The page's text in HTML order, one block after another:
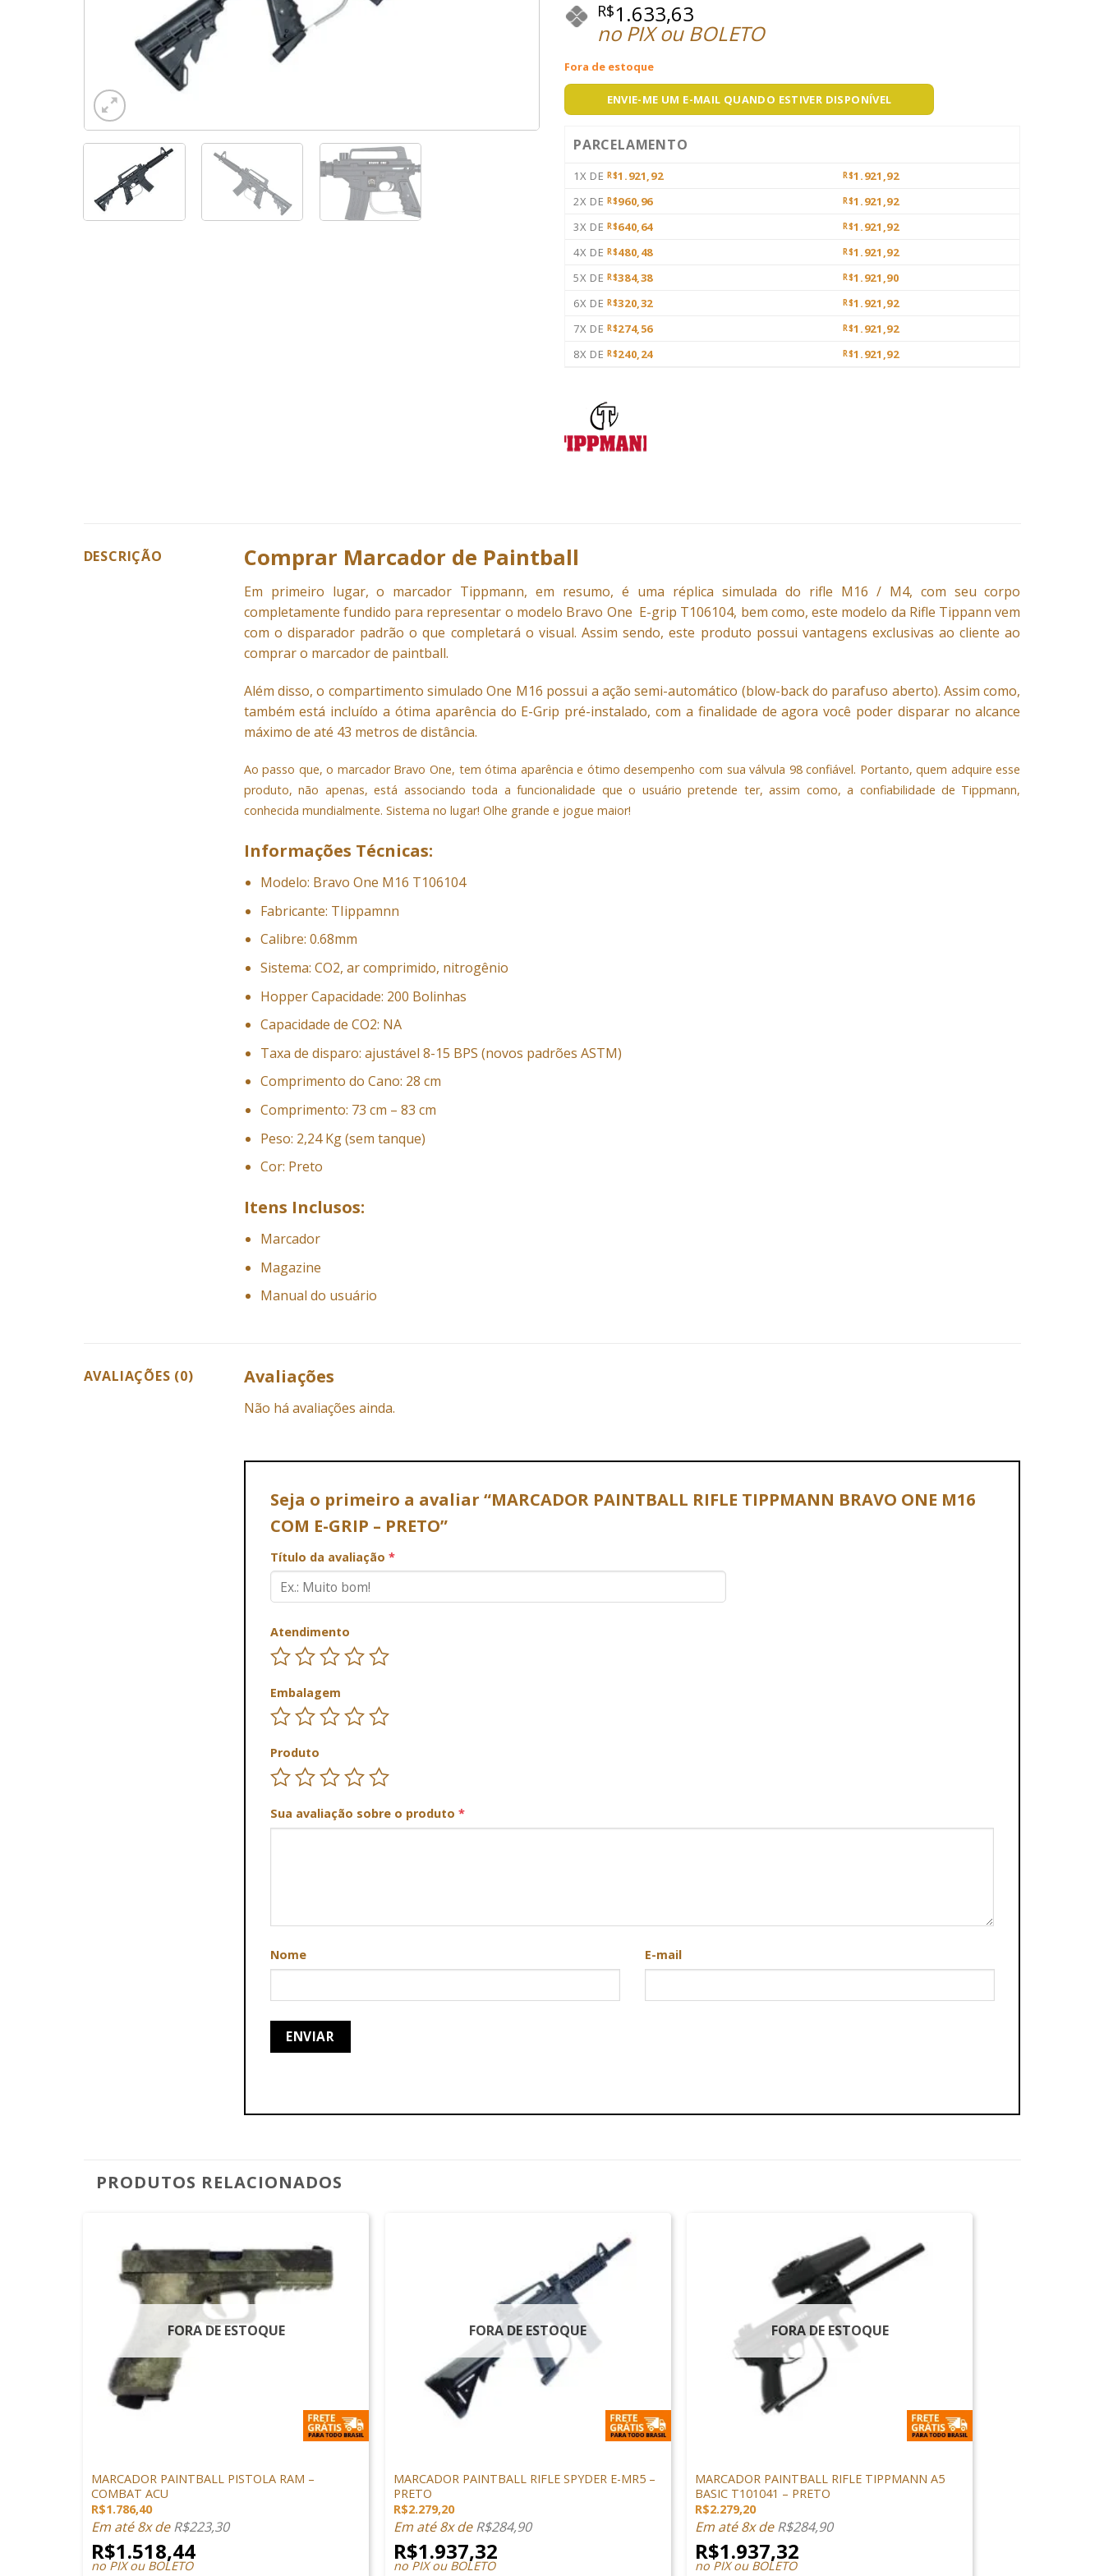
R$1.633,63
no PIX ou BOLETO
Fora de estoque
ENVIE-ME UM E-MAIL QUANDO ESTIVER DISPONÍVEL
PARCELAMENTO
1X DE R$1.921,92 R$1.921,92
2X DE R$960,96 R$1.921,92
3X DE R$640,64 R$1.921,92
4X DE R$480,48 R$1.921,92
5X DE R$384,38 R$1.921,90
6X DE R$320,32 R$1.921,92
7X DE R$274,56 R$1.921,92
8X DE R$240,24 R$1.921,92
DESCRIÇÃO Comprar Marcador de Paintball
Em primeiro lugar, o marcador Tippmann, em resumo, é uma réplica simulada do rifle M16 / M4, com seu corpo
completamente fundido para representar o modelo Bravo One E-grip T106104, bem como, este modelo da Rifle Tippann vem
com o disparador padrão o que completará o visual. Assim sendo, este produto possui vantagens exclusivas ao cliente ao
comprar o marcador de paintball.
Além disso, o compartimento simulado One M16 possui a ação semi-automático (blow-back do parafuso aberto). Assim como,
também está incluído a ótima aparência do E-Grip pré-instalado, com a finalidade de agora você poder disparar no alcance
máximo de até 43 metros de distância.
Ao passo que, o marcador Bravo One, tem ótima aparência e ótimo desempenho com sua válvula 98 confiável. Portanto, quem adquire esse
produto, não apenas, está associando toda a funcionalidade que o usuário pretende ter, assim como, a confiabilidade de Tippmann,
conhecida mundialmente. Sistema no lugar! Olhe grande e jogue maior!
Informações Técnicas:
Modelo: Bravo One M16 T106104
Fabricante: TIippamnn
Calibre: 0.68mm
Sistema: CO2, ar comprimido, nitrogênio
Hopper Capacidade: 200 Bolinhas
Capacidade de CO2: NA
Taxa de disparo: ajustável 8-15 BPS (novos padrões ASTM)
Comprimento do Cano: 28 cm
Comprimento: 73 cm – 83 cm
Peso: 2,24 Kg (sem tanque)
Cor: Preto
Itens Inclusos:
Marcador
Magazine
Manual do usuário
AVALIAÇÕES (0) Avaliações
Não há avaliações ainda.
Seja o primeiro a avaliar “MARCADOR PAINTBALL RIFLE TIPPMANN BRAVO ONE M16
COM E-GRIP – PRETO”
Título da avaliação *
Atendimento
Embalagem
Produto
Sua avaliação sobre o produto *
Nome E-mail
PRODUTOS RELACIONADOS
FORA DE ESTOQUE
MARCADOR PAINTBALL PISTOLA RAM –
COMBAT ACU
R$1.786,40
Em até 8x deR$223,30
R$1.518,44
no PIX ou BOLETO
FORA DE ESTOQUE
MARCADOR PAINTBALL RIFLE SPYDER E-MR5 –
PRETO
R$2.279,20
Em até 8x deR$284,90
R$1.937,32
no PIX ou BOLETO
FORA DE ESTOQUE
MARCADOR PAINTBALL RIFLE TIPPMANN A5
BASIC T101041 – PRETO
R$2.279,20
Em até 8x deR$284,90
R$1.937,32
no PIX ou BOLETO